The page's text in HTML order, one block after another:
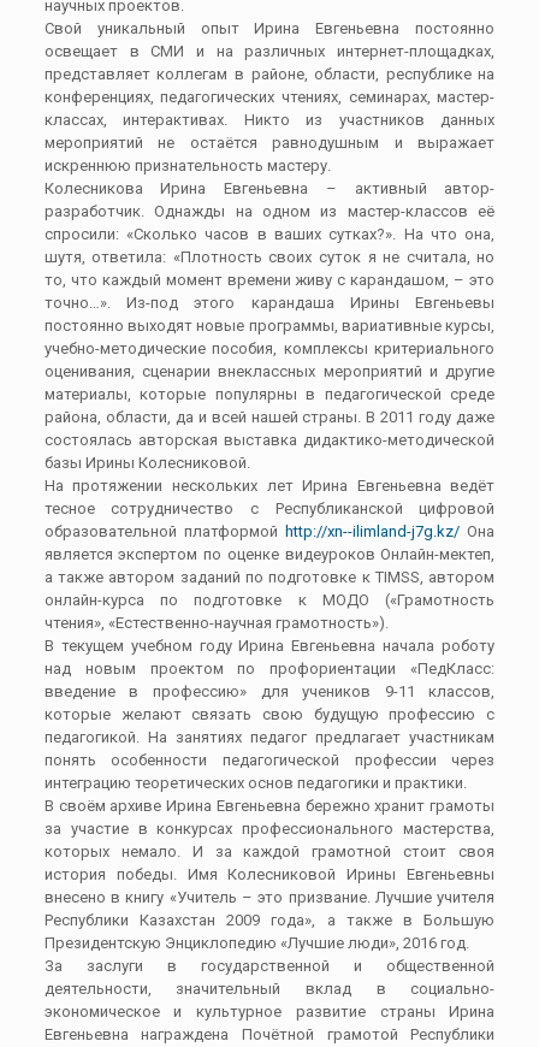
научных проектов.
Свой уникальный опыт Ирина Евгеньевна постоянно
освещает в СМИ и на различных интернет-площадках,
представляет коллегам в районе, области, республике на
конференциях, педагогических чтениях, семинарах, мастер-
классах, интерактивах. Никто из участников данных
мероприятий не остаётся равнодушным и выражает
искреннюю признательность мастеру.
Колесникова Ирина Евгеньевна – активный автор-
разработчик. Однажды на одном из мастер-классов её
спросили: «Сколько часов в ваших сутках?». На что она,
шутя, ответила: «Плотность своих суток я не считала, но
то, что каждый момент времени живу с карандашом, – это
точно…». Из-под этого карандаша Ирины Евгеньевы
постоянно выходят новые программы, вариативные курсы,
учебно-методические пособия, комплексы критериального
оценивания, сценарии внеклассных мероприятий и другие
материалы, которые популярны в педагогической среде
района, области, да и всей нашей страны. В 2011 году даже
состоялась авторская выставка дидактико-методической
базы Ирины Колесниковой.
​На протяжении нескольких лет Ирина Евгеньевна ведёт
тесное сотрудничество с Республиканской цифровой
образовательной платформой http://xn--ilimland-j7g.kz/ Она
является экспертом по оценке видеуроков Онлайн-мектеп,
а также автором заданий по подготовке к TIMSS, автором
онлайн-курса по подготовке к МОДО («Грамотность
чтения», «Естественно-научная грамотность»).
​В текущем учебном году Ирина Евгеньевна начала роботу
над новым проектом по профориентации «ПедКласс:
введение в профессию» для учеников 9-11 классов,
которые желают связать свою будущую профессию с
педагогикой. На занятиях педагог предлагает участникам
понять особенности педагогической профессии через
интеграцию теоретических основ педагогики и практики.
​В своём архиве Ирина Евгеньевна бережно хранит грамоты
за участие в конкурсах профессионального мастерства,
которых немало. И за каждой грамотной стоит своя
история победы. Имя Колесниковой Ирины Евгеньевны
внесено в книгу «Учитель – это призвание. Лучшие учителя
Республики Казахстан 2009 года», а также в Большую
Президентскую Энциклопедию «Лучшие люди», 2016 год.
За заслуги в государственной и общественной
деятельности, значительный вклад в социально-
экономическое и культурное развитие страны Ирина
Евгеньевна награждена Почётной грамотой Республики